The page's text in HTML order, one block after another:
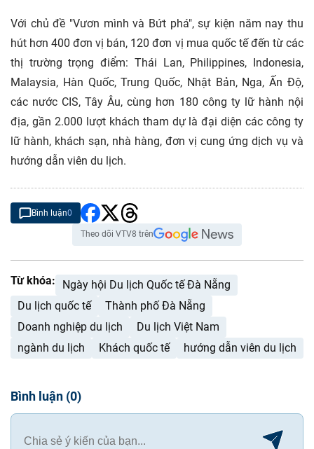
Với chủ đề "Vươn mình và Bứt phá", sự kiện năm nay thu
hút hơn 400 đơn vị bán, 120 đơn vị mua quốc tế đến từ các
thị trường trọng điểm: Thái Lan, Philippines, Indonesia,
Malaysia, Hàn Quốc, Trung Quốc, Nhật Bản, Nga, Ấn Độ,
các nước CIS, Tây Âu, cùng hơn 180 công ty lữ hành nội
địa, gần 2.000 lượt khách tham dự là đại diện các công ty
lữ hành, khách sạn, nhà hàng, đơn vị cung ứng dịch vụ và
hướng dẫn viên du lịch.
Bình luận0
Theo dõi VTV8 trên
Từ khóa:
Ngày hội Du lịch Quốc tế Đà Nẵng
Du lịch quốc tế
Thành phố Đà Nẵng
Doanh nghiệp du lịch
Du lịch Việt Nam
ngành du lịch
Khách quốc tế hướng dẫn viên du lịch
Bình luận (0)